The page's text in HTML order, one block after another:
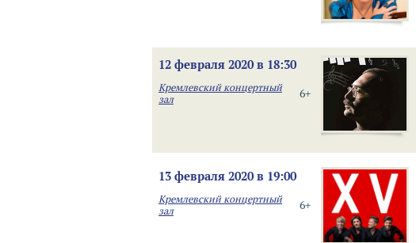
12 февраля 2020 в 18:30
6+
Кремлевский концертный
зал
13 февраля 2020 в 19:00
6+
Кремлевский концертный
зал